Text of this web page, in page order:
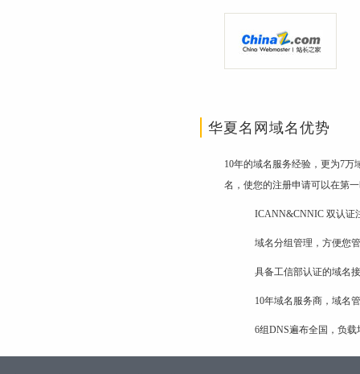
华夏名网域名优势
10年的域名服务经验，更为7
名，使您的注册申请可以在第
ICANN&CNNIC 双认证
域名分组管理，方便您
具备工信部认证的域名
10年域名服务商，域名
6组DNS遍布全国，负